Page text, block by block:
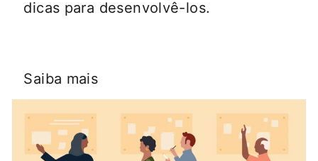
dicas para desenvolvê-los.
Saiba mais